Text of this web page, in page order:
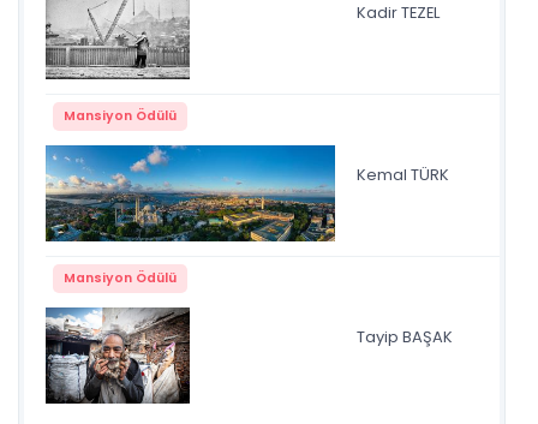
Kadir TEZEL
Mansiyon Ödülü
Kemal TÜRK
Mansiyon Ödülü
Tayip BAŞAK